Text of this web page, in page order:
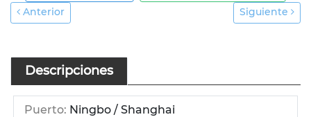
Anterior Siguiente
Descripciones
Puerto: Ningbo / Shanghai